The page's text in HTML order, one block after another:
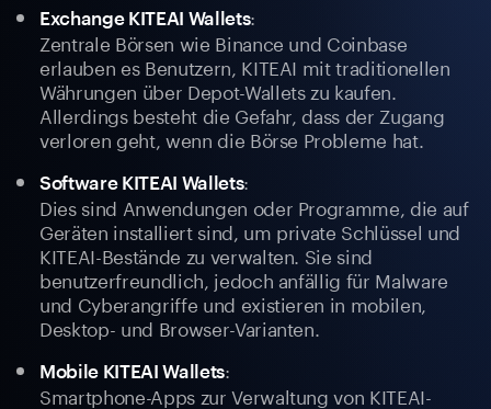
Exchange KITEAI Wallets:
Zentrale Börsen wie Binance und Coinbase
erlauben es Benutzern, KITEAI mit traditionellen
Währungen über Depot-Wallets zu kaufen.
Allerdings besteht die Gefahr, dass der Zugang
verloren geht, wenn die Börse Probleme hat.
Software KITEAI Wallets:
Dies sind Anwendungen oder Programme, die auf
Geräten installiert sind, um private Schlüssel und
KITEAI-Bestände zu verwalten. Sie sind
benutzerfreundlich, jedoch anfällig für Malware
und Cyberangriffe und existieren in mobilen,
Desktop- und Browser-Varianten.
Mobile KITEAI Wallets:
Smartphone-Apps zur Verwaltung von KITEAI-